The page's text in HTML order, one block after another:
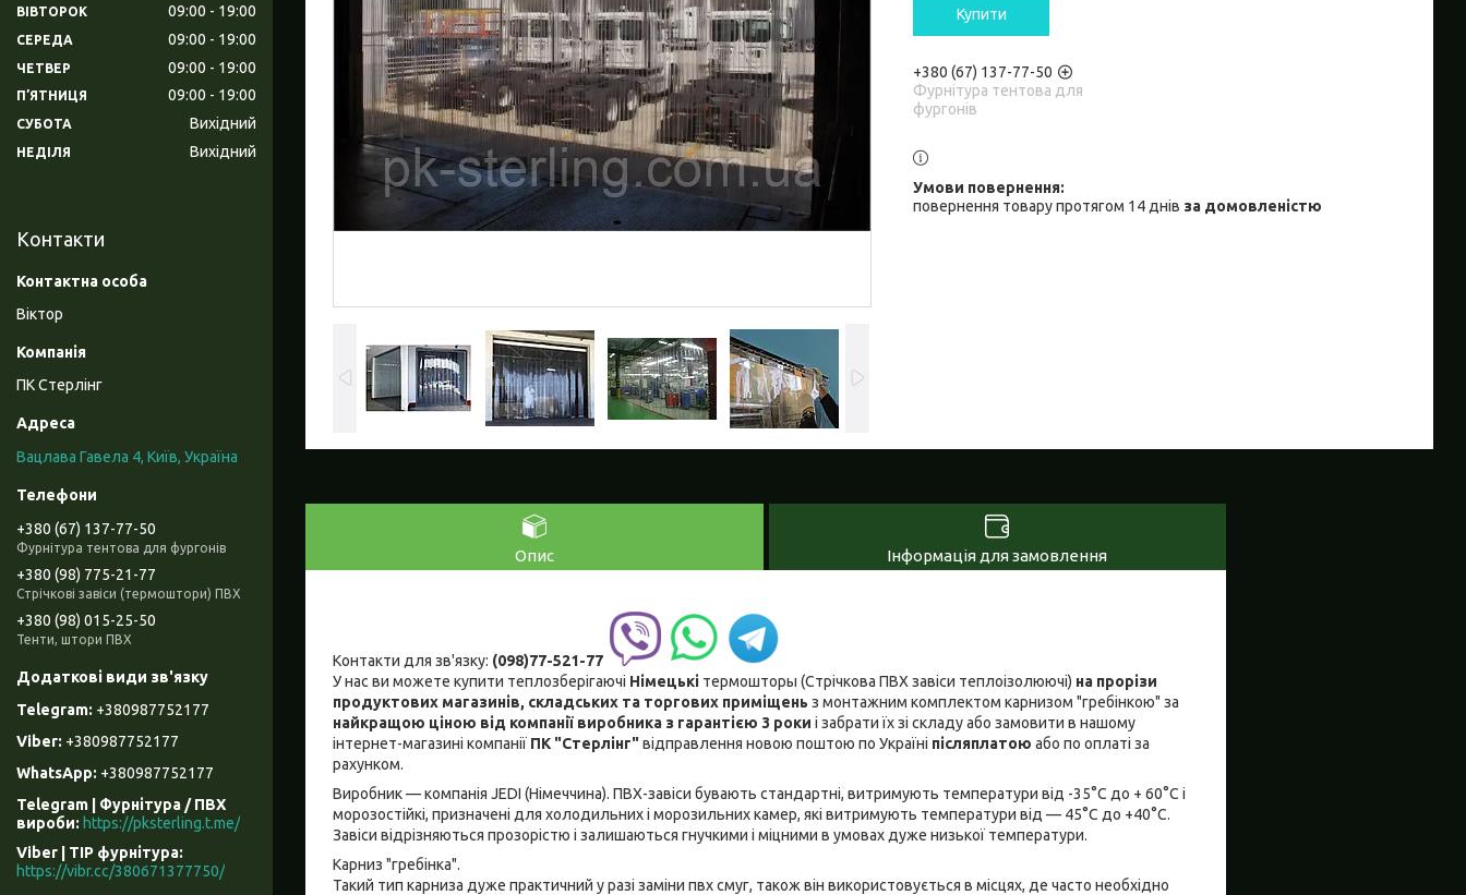
Купити
+380 (67) 137-77-50
Фурнітура тентова для
фургонів
повернення товару протягом 14 днів за домовленістю
Опис Інформація для замовлення
Контакти для зв'язку: (098)77-521-77
У нас ви можете купити теплозберігаючі Німецькі термошторы (Стрічкова ПВХ завіси теплоізолюючі) на прорізи
продуктових магазинів, складських та торгових приміщень з монтажним комплектом карнизом "гребінкою" за
найкращою ціною від компанії виробника з гарантією 3 роки і забрати їх зі складу або замовити в нашому
інтернет-магазині компанії ПК "Стерлінг"відправлення новою поштою по Україні післяплатою або по оплаті за
рахунком.
Виробник — компанія JEDI (Німеччина). ПВХ-завіси бувають стандартні, витримують температури від -35°С до + 60°С і
морозостійкі, призначені для холодильних і морозильних камер, які витримують температури від — 45°С до +40°С.
Завіси відрізняються прозорістю і залишаються гнучкими і міцними в умовах дуже низької температури.
Карниз "гребінка".
Такий тип карниза дуже практичний у разі заміни пвх смуг, також він використовується в місцях, де часто необхідно
ВІВТОРОК 09:00 19:00
СЕРЕДА 09:00 19:00
ЧЕТВЕР 09:00 19:00
ПʼЯТНИЦЯ 09:00 19:00
СУБОТА Вихідний
НЕДІЛЯ Вихідний
Контакти
Віктор
ПК Стерлінг
Вацлава Гавела 4, Київ, Україна
+380 (67) 137-77-50
Фурнітура тентова для фургонів
+380 (98) 775-21-77
Стрічкові завіси (термоштори) ПВХ
+380 (98) 015-25-50
Тенти, штори ПВХ
+380987752177
+380987752177
+380987752177
Telegram | Фурнітура / ПВХ
вироби
https://pksterling.t.me/
Viber | ТІР фурнітура
https://vibr.cc/380671377750/